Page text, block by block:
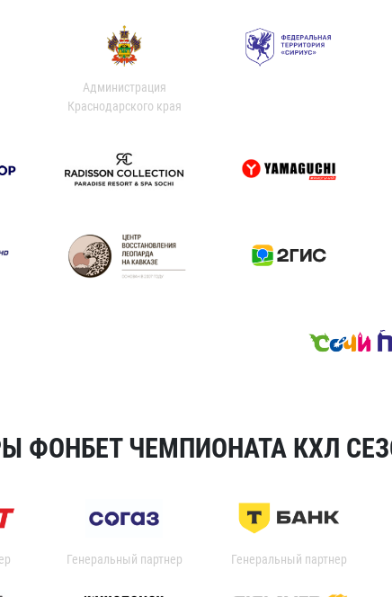
Администрация
Краснодарского края
ФОНБЕТ ЧЕМПИОНАТА КХЛ
Генеральный партнер Генеральный партнер